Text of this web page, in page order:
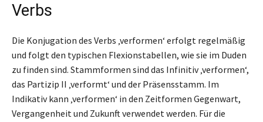
Verbs
Die Konjugation des Verbs ‚verformen‘ erfolgt regelmäßig
und folgt den typischen Flexionstabellen, wie sie im Duden
zu finden sind. Stammformen sind das Infinitiv ‚verformen‘,
das Partizip II ‚verformt‘ und der Präsensstamm. Im
Indikativ kann ‚verformen‘ in den Zeitformen Gegenwart,
Vergangenheit und Zukunft verwendet werden. Für die